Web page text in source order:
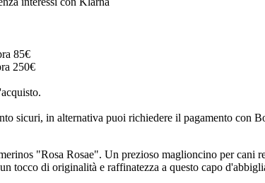
85€
250€
sicuri, in alternativa puoi richiedere il pagamento con
"Rosa Rosae". Un prezioso maglioncino per cani
tocco di originalità e raffinatezza a questo capo